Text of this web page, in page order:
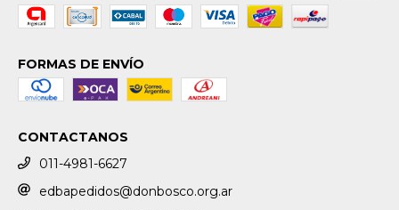
FORMAS DE ENVÍO
CONTACTANOS
011-4981-6627
edbapedidos@donbosco.org.ar